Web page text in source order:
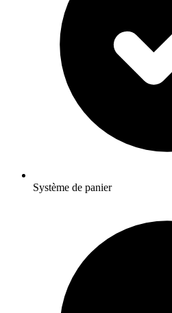
Système de panier